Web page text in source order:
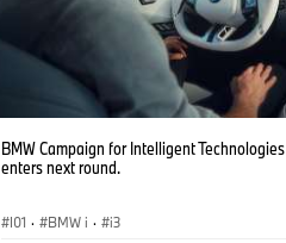
BMW Campaign for Intelligent Technologies
enters next round.
I01 · BMW i · i3